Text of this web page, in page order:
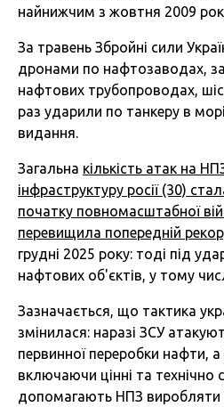
найнижчим з жовтня 2009
За травень Збройні сили
дронами по нафтозаводах,
нафтових трубопроводах,
раз ударили по танкеру в
видання.
Загальна кількість атак на
інфраструктуру росії (30)
початку повномасштабної
перевищила попередній
грудні 2025 року: тоді під
нафтових об'єктів, у тому
Зазначається, що тактика
змінилася: наразі ЗСУ
первинної переробки нафти,
включаючи цінні та технічно
допомагають НПЗ виробляти